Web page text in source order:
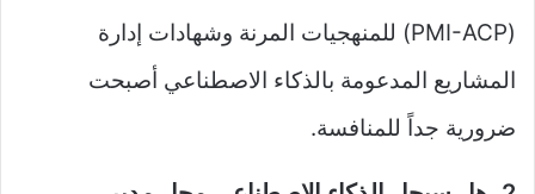
(PMI-ACP) للمنهجيات المرنة وشهادات إدارة
المشاريع المدعومة بالذكاء الاصطناعي أصبحت
ضرورية جداً للمنافسة.